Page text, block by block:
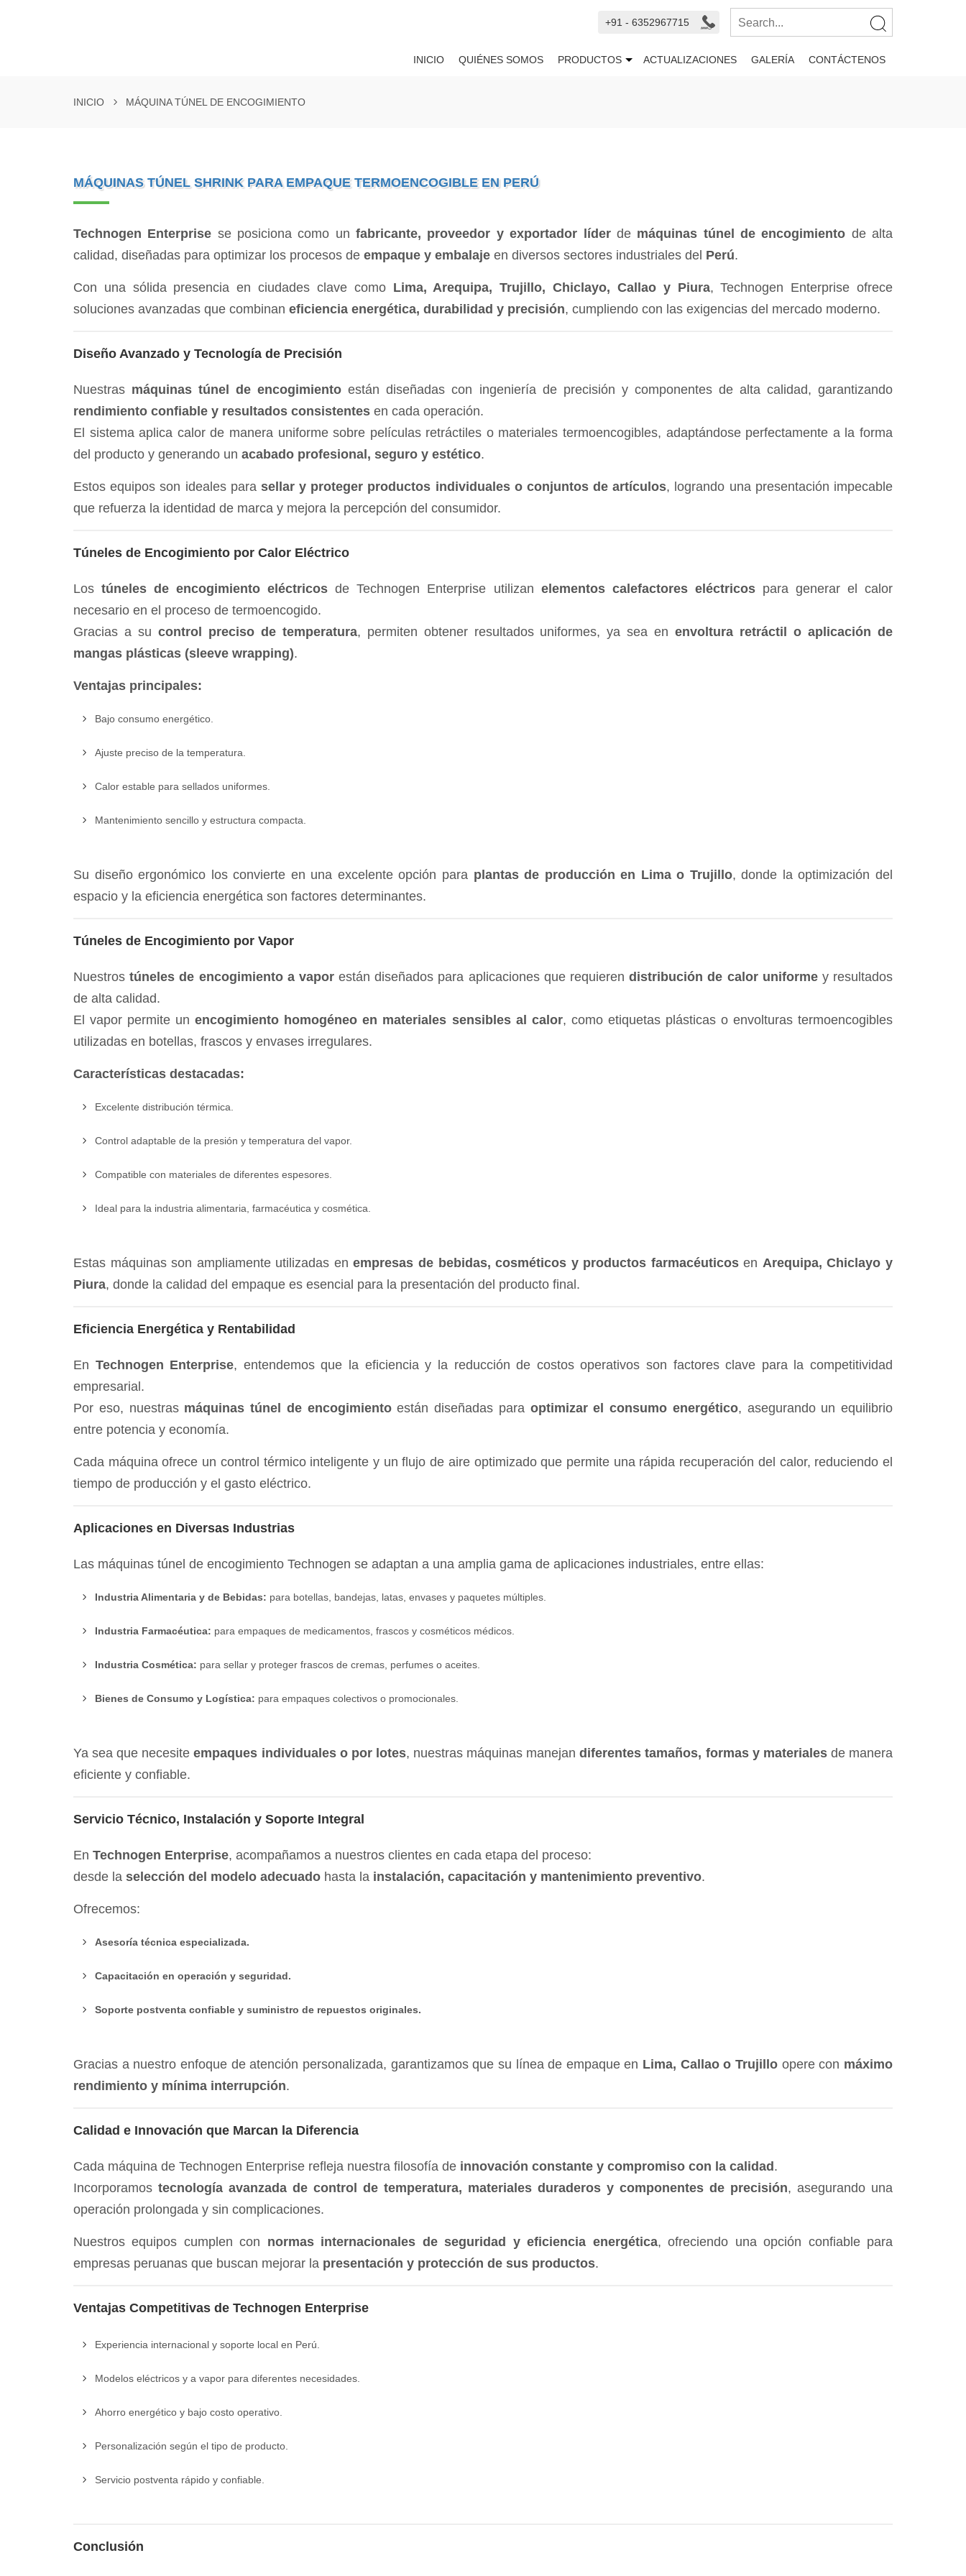
+91 - 6352967715
INICIO QUIÉNES SOMOS PRODUCTOS ACTUALIZACIONES GALERÍA CONTÁCTENOS
INICIO MÁQUINA TÚNEL DE ENCOGIMIENTO
MÁQUINAS TÚNEL SHRINK PARA EMPAQUE TERMOENCOGIBLE EN PERÚ
Technogen Enterprise se posiciona como unfabricante, proveedor y exportador líderde máquinas túnel de encogimiento de alta
calidad, diseñadas para optimizar los procesos de empaque y embalaje en diversos sectores industriales del Perú.
Con una sólida presencia en ciudades clave como Lima, Arequipa, Trujillo, Chiclayo, Callao y Piura, Technogen Enterprise ofrece
soluciones avanzadas que combinan eficiencia energética, durabilidad y precisión, cumpliendo con las exigencias del mercado moderno.
Diseño Avanzado y Tecnología de Precisión
Nuestras máquinas túnel de encogimiento están diseñadas con ingeniería de precisión y componentes de alta calidad, garantizando
rendimiento confiable y resultados consistentes en cada operación.
El sistema aplica calor de manera uniforme sobre películas retráctiles o materiales termoencogibles, adaptándose perfectamente a la forma
del producto y generando un acabado profesional, seguro y estético.
Estos equipos son ideales para sellar y proteger productos individuales o conjuntos de artículos, logrando una presentación impecable
que refuerza la identidad de marca y mejora la percepción del consumidor.
Túneles de Encogimiento por Calor Eléctrico
Lostúneles de encogimiento eléctricos de Technogen Enterprise utilizan elementos calefactores eléctricospara generar el calor
necesario en el proceso de termoencogido.
Gracias a su control preciso de temperatura, permiten obtener resultados uniformes, ya sea enenvoltura retráctil o aplicación de
mangas plásticas (sleeve wrapping).
Ventajas principales:
Bajo consumo energético.
Ajuste preciso de la temperatura.
Calor estable para sellados uniformes.
Mantenimiento sencillo y estructura compacta.
Su diseño ergonómico los convierte en una excelente opción para plantas de producción en Lima o Trujillo, donde la optimización del
espacio y la eficiencia energética son factores determinantes.
Túneles de Encogimiento por Vapor
Nuestrostúneles de encogimiento a vaporestán diseñados para aplicaciones que requierendistribución de calor uniformey resultados
de alta calidad.
El vapor permite unencogimiento homogéneo en materiales sensibles al calor, como etiquetas plásticas o envolturas termoencogibles
utilizadas en botellas, frascos y envases irregulares.
Características destacadas:
Excelente distribución térmica.
Control adaptable de la presión y temperatura del vapor.
Compatible con materiales de diferentes espesores.
Ideal para la industria alimentaria, farmacéutica y cosmética.
Estas máquinas son ampliamente utilizadas enempresas de bebidas, cosméticos y productos farmacéuticosen Arequipa, Chiclayo y
Piura, donde la calidad del empaque es esencial para la presentación del producto final.
Eficiencia Energética y Rentabilidad
En Technogen Enterprise, entendemos que la eficiencia y la reducción de costos operativos son factores clave para la competitividad
empresarial.
Por eso, nuestras máquinas túnel de encogimientoestán diseñadas para optimizar el consumo energético, asegurando un equilibrio
entre potencia y economía.
Cada máquina ofrece un control térmico inteligente y un flujo de aire optimizado que permite una rápida recuperación del calor, reduciendo el
tiempo de producción y el gasto eléctrico.
Aplicaciones en Diversas Industrias
Las máquinas túnel de encogimiento Technogen se adaptan a una amplia gama de aplicaciones industriales, entre ellas:
Industria Alimentaria y de Bebidas: para botellas, bandejas, latas, envases y paquetes múltiples.
Industria Farmacéutica: para empaques de medicamentos, frascos y cosméticos médicos.
Industria Cosmética: para sellar y proteger frascos de cremas, perfumes o aceites.
Bienes de Consumo y Logística: para empaques colectivos o promocionales.
Ya sea que necesiteempaques individuales o por lotes, nuestras máquinas manejandiferentes tamaños, formas y materialesde manera
eficiente y confiable.
Servicio Técnico, Instalación y Soporte Integral
En Technogen Enterprise, acompañamos a nuestros clientes en cada etapa del proceso:
desde la selección del modelo adecuado hasta la instalación, capacitación y mantenimiento preventivo.
Ofrecemos:
Asesoría técnica especializada.
Capacitación en operación y seguridad.
Soporte postventa confiable y suministro de repuestos originales.
Gracias a nuestro enfoque de atención personalizada, garantizamos que su línea de empaque en Lima, Callao o Trujillo opere con máximo
rendimiento y mínima interrupción.
Calidad e Innovación que Marcan la Diferencia
Cada máquina de Technogen Enterprise refleja nuestra filosofía de innovación constante y compromiso con la calidad .
Incorporamos tecnología avanzada de control de temperatura, materiales duraderos y componentes de precisión, asegurando una
operación prolongada y sin complicaciones.
Nuestros equipos cumplen con normas internacionales de seguridad y eficiencia energética, ofreciendo una opción confiable para
empresas peruanas que buscan mejorar la presentación y protección de sus productos.
Ventajas Competitivas de Technogen Enterprise
Experiencia internacional y soporte local en Perú.
Modelos eléctricos y a vapor para diferentes necesidades.
Ahorro energético y bajo costo operativo.
Personalización según el tipo de producto.
Servicio postventa rápido y confiable.
Conclusión